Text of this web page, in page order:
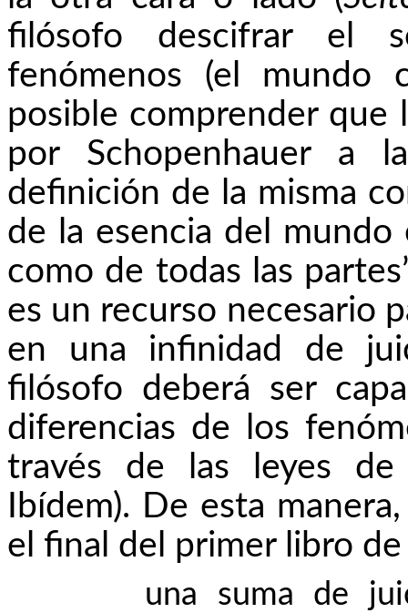
filósofo descifrar el
fenómenos (el mundo
posible comprender que
por Schopenhauer a
definición de la misma
de la esencia del
como de todas las
es un recurso necesario
en una infinidad de
filósofo deberá ser
diferencias de los
través de las leyes de
Ibídem). De esta
el final del primer libro
una suma de